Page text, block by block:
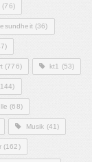
(76)
(36)
(776) kt1 (53)
(68)
Musik (41)
(162)